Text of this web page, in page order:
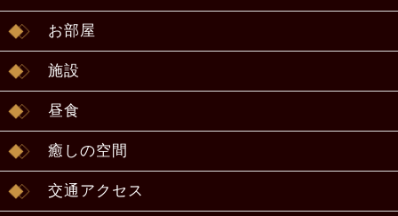
お部屋
施設
昼食
癒しの空間
交通アクセス